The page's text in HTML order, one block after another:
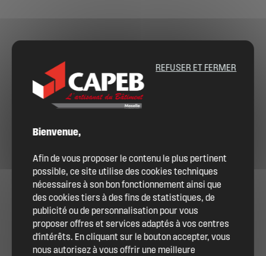
Bienvenue,
Afin de vous proposer le contenu le plus pertinent
possible, ce site utilise des cookies techniques
nécessaires à son bon fonctionnement ainsi que
des cookies tiers à des fins de statistiques, de
publicité ou de personnalisation pour vous
proposer offres et services adaptés à vos centres
d'intérêts. En cliquant sur le bouton accepter, vous
nous autorisez à vous offrir une meilleure
REFUSER ET FERMER